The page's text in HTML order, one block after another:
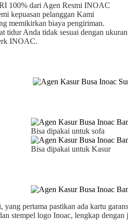
100% dari Agen Resmi INOAC
kepuasan pelanggan Kami
memikirkan biaya pengiriman.
tidur Anda tidak sesuai dengan
INOAC.
Bisa dipakai untuk sofa
Bisa dipakai untuk Kasur
pertama pastikan ada kartu
stempel logo Inoac, lengkap dengan